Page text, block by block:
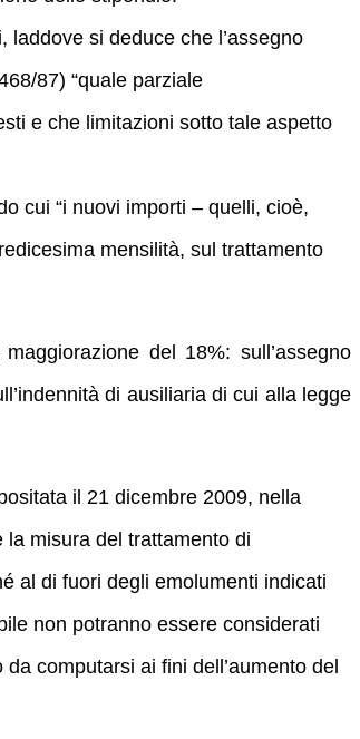
si deduce che l’assegno
87) “quale parziale
e che limitazioni sotto tale aspetto
cui “i nuovi importi – quelli, cioè,
mensilità, sul trattamento
del 18%: sull’assegno
di ausiliaria di cui alla legge
il 21 dicembre 2009, nella
misura del trattamento di
al di fuori degli emolumenti indicati
non potranno essere considerati
computarsi ai fini dell’aumento del